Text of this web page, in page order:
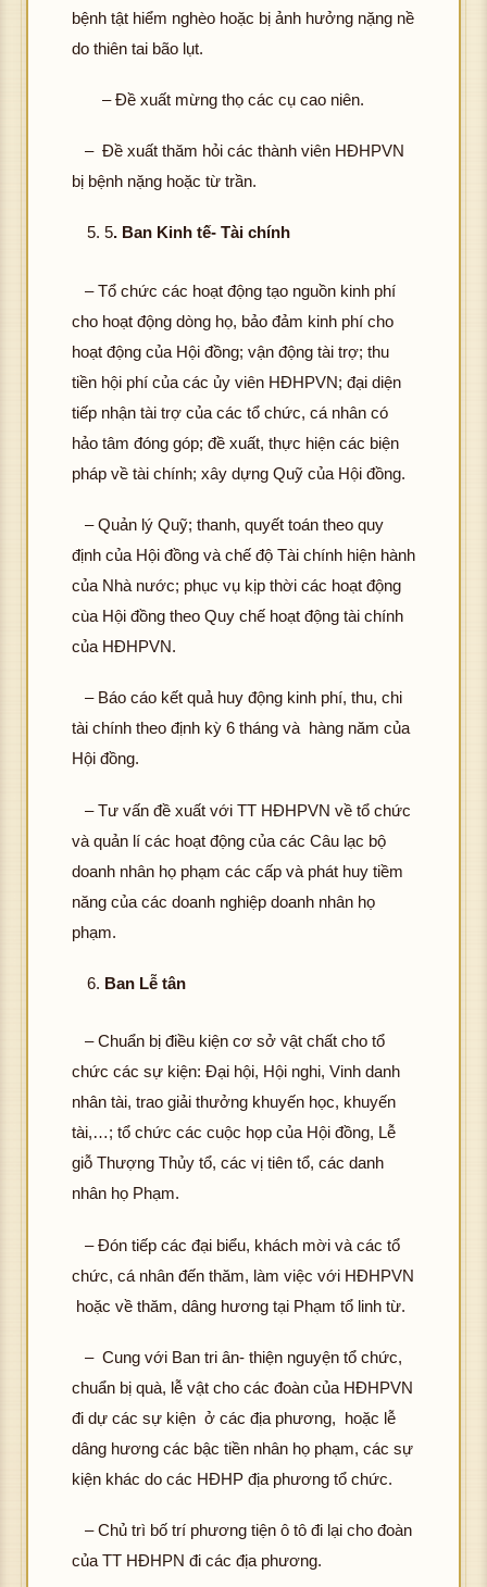
bệnh tật hiểm nghèo hoặc bị ảnh hưởng nặng nề
do thiên tai bão lụt.
– Đề xuất mừng thọ các cụ cao niên.
– Đề xuất thăm hỏi các thành viên HĐHPVN
bị bệnh nặng hoặc từ trần.
5. Ban Kinh tế- Tài chính
– Tổ chức các hoạt động tạo nguồn kinh phí
cho hoạt động dòng họ, bảo đảm kinh phí cho
hoạt động của Hội đồng; vận động tài trợ; thu
tiền hội phí của các ủy viên HĐHPVN; đại diện
tiếp nhận tài trợ của các tổ chức, cá nhân có
hảo tâm đóng góp; đề xuất, thực hiện các biện
pháp về tài chính; xây dựng Quỹ của Hội đồng.
– Quản lý Quỹ; thanh, quyết toán theo quy
định của Hội đồng và chế độ Tài chính hiện hành
của Nhà nước; phục vụ kịp thời các hoạt động
cùa Hội đồng theo Quy chế hoạt động tài chính
của HĐHPVN.
– Báo cáo kết quả huy động kinh phí, thu, chi
tài chính theo định kỳ 6 tháng và hàng năm của
Hội đồng.
– Tư vấn đề xuất với TT HĐHPVN về tổ chức
và quản lí các hoạt động của các Câu lạc bộ
doanh nhân họ phạm các cấp và phát huy tiềm
năng của các doanh nghiệp doanh nhân họ
phạm.
Ban Lễ tân
– Chuẩn bị điều kiện cơ sở vật chất cho tổ
chức các sự kiện: Đại hội, Hội nghi, Vinh danh
nhân tài, trao giải thưởng khuyến học, khuyến
tài,…; tổ chức các cuộc họp của Hội đồng, Lễ
giỗ Thượng Thủy tổ, các vị tiên tổ, các danh
nhân họ Phạm.
– Đón tiếp các đại biểu, khách mời và các tổ
chức, cá nhân đến thăm, làm việc với HĐHPVN
hoặc về thăm, dâng hương tại Phạm tổ linh từ.
– Cung với Ban tri ân- thiện nguyện tổ chức,
chuẩn bị quà, lễ vật cho các đoàn của HĐHPVN
đi dự các sự kiện ở các địa phương, hoặc lễ
dâng hương các bậc tiền nhân họ phạm, các sự
kiện khác do các HĐHP địa phương tổ chức.
– Chủ trì bố trí phương tiện ô tô đi lại cho đoàn
của TT HĐHPN đi các địa phương.